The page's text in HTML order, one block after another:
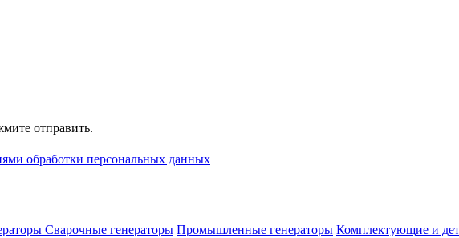
отправить.
обработки персональных данных
Сварочные генераторы Промышленные генераторы Комплектующие и